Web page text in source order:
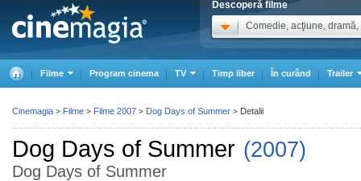
Descoperă filme
Comedie, acţiune, dramă,
Filme Program cinema TV Timp liber În curând Trailer
Dog Days of Summer (2007)
Dog Days of Summer
Cinemagia > Filme > Filme 2007 > Dog Days of Summer > Detalii